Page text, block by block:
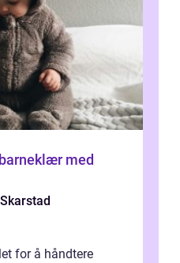
med
for å håndtere